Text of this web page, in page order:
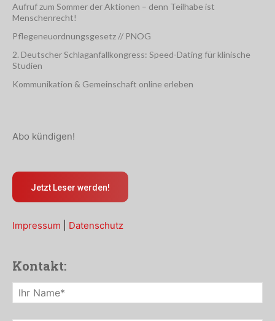
Aufruf zum Sommer der Aktionen – denn Teilhabe ist
Menschenrecht!
Pflegeneuordnungsgesetz // PNOG
2. Deutscher Schlaganfallkongress: Speed-Dating für klinische
Studien
Kommunikation & Gemeinschaft online erleben
Abo kündigen!
Jetzt Leser werden!
Impressum Datenschutz
Kontakt: